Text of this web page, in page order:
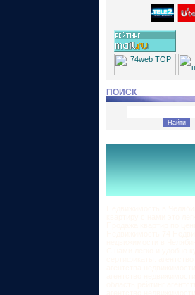
ПОИСК